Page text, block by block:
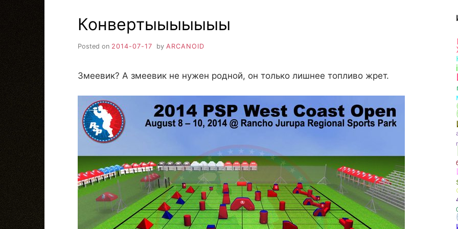
Конвертыыыыыыы
Posted on 2014-07-17 by ARCANOID
Змеевик? А змеевик не нужен родной, он только лишнее топливо жрет.